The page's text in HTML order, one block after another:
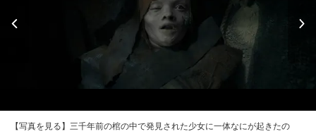
【写真を見る】三千年前の棺の中で発見された少女に一体なにが起きたの